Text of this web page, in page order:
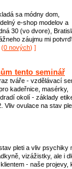
sa módny dom,
e-shop modelov a
30 (vo dvore),
záujmu mi
(0 nových) ]
tento seminář
tváře - vzdělávací
kadeřnice, masérky,
okolí - základy
Vliv ovulace na stav
pleti a vliv psychiky
vizážistky, ale i
- naše projevy,